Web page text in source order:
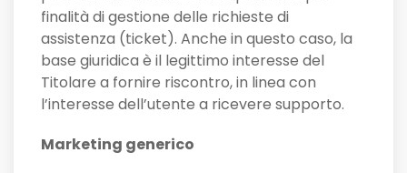
finalità di gestione delle richieste di
assistenza (ticket). Anche in questo caso, la
base giuridica è il legittimo interesse del
Titolare a fornire riscontro, in linea con
l’interesse dell’utente a ricevere supporto.
Marketing generico